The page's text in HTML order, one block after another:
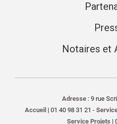
Notaires et
Adresse : 9 rue
Accueil | 01 40 98 31 21 -
Service Projets |